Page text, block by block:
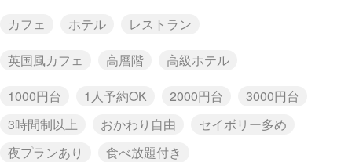
カフェ
ホテル
レストラン
英国風カフェ
高層階
高級ホテル
1000円台
1人予約OK 2000円台
3000円台
3時間制以上
おかわり自由
セイボリー多め
夜プランあり
食べ放題付き